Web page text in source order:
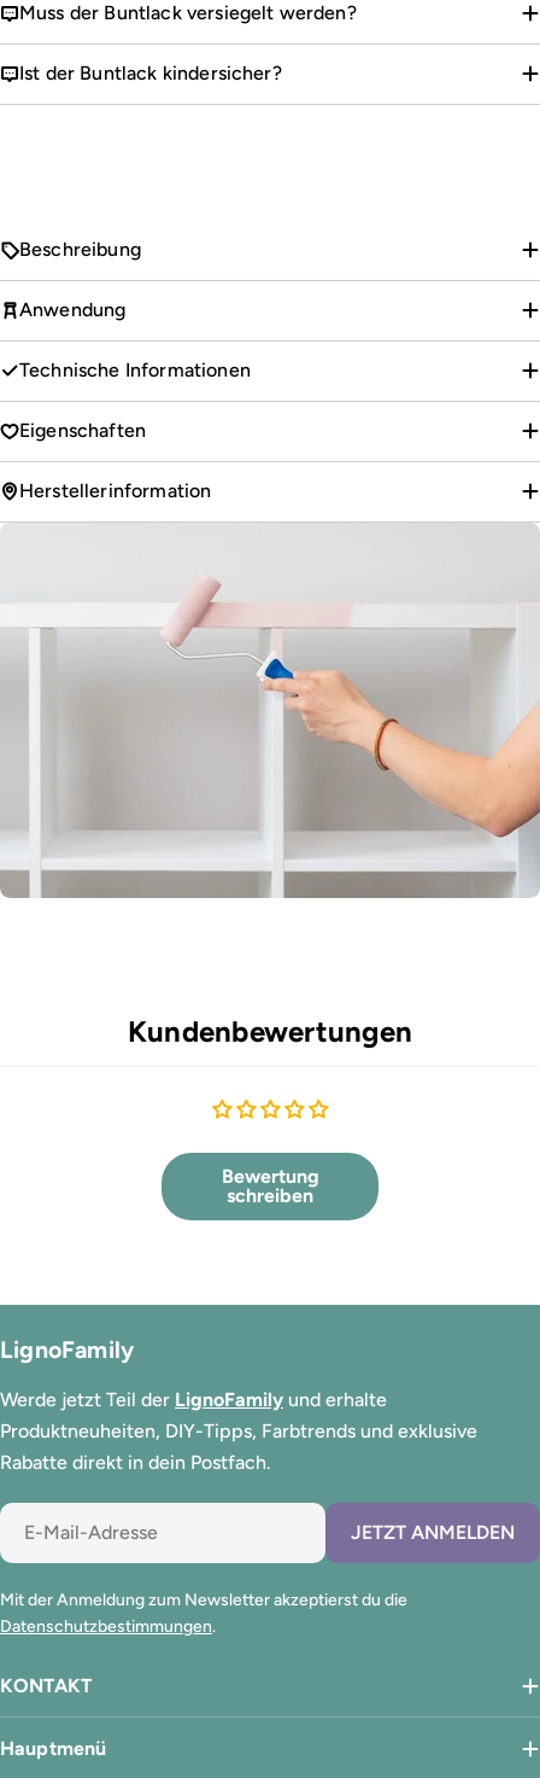
Muss der Buntlack versiegelt werden?
Ist der Buntlack kindersicher?
Beschreibung
Anwendung
Technische Informationen
Eigenschaften
Herstellerinformation
Kundenbewertungen
Bewertung
schreiben
KONTAKT
Hauptmenü
LignoFamily
Werde jetzt Teil der LignoFamily und erhalte
Produktneuheiten, DIY-Tipps, Farbtrends und exklusive
Rabatte direkt in dein Postfach.
E-
Mail
JETZT ANMELDEN
Mit der Anmeldung zum Newsletter akzeptierst du die
Datenschutzbestimmungen.